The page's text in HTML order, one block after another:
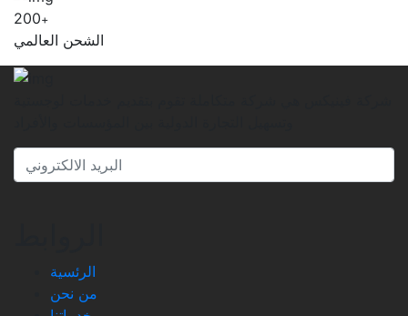
200+
الشحن العالمي
الرئسية
من نحن